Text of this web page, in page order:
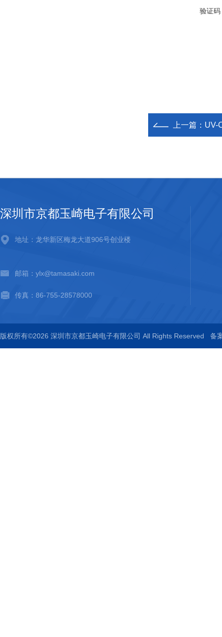
验证码
上一篇： UV-
深圳市京都玉崎电子有限公司
地址：龙华新区梅龙大道906号创业楼
邮箱：ylx@tamasaki.com
传真：86-755-28578000
版权所有©2026 深圳市京都玉崎电子有限公司 All Rights Reserved 备